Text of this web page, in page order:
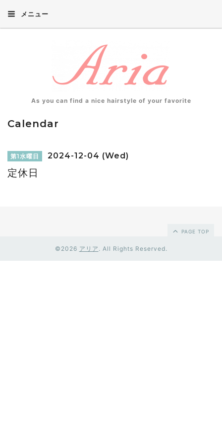
メニュー
As you can find a nice hairstyle of your favorite
Calendar
第1水曜日 2024-12-04 (Wed)
定休日
PAGE TOP
©2026 アリア . All Rights Reserved.